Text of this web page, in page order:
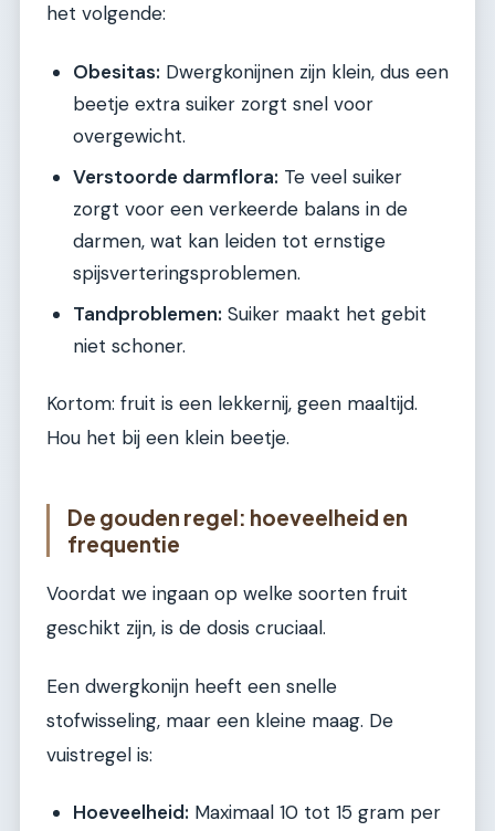
het volgende:
Obesitas: Dwergkonijnen zijn klein, dus een
beetje extra suiker zorgt snel voor
overgewicht.
Verstoorde darmflora: Te veel suiker
zorgt voor een verkeerde balans in de
darmen, wat kan leiden tot ernstige
spijsverteringsproblemen.
Tandproblemen: Suiker maakt het gebit
niet schoner.
Kortom: fruit is een lekkernij, geen maaltijd.
Hou het bij een klein beetje.
De gouden regel: hoeveelheid en
frequentie
Voordat we ingaan op welke soorten fruit
geschikt zijn, is de dosis cruciaal.
Een dwergkonijn heeft een snelle
stofwisseling, maar een kleine maag. De
vuistregel is:
Hoeveelheid: Maximaal 10 tot 15 gram per